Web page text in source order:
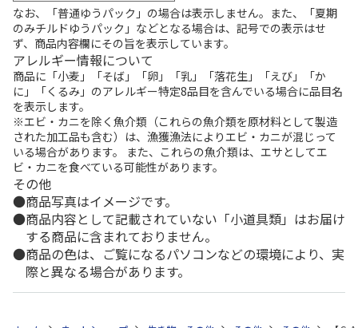
なお、「普通ゆうパック」の場合は表示しません。また、「夏期
のみチルドゆうパック」などとなる場合は、記号での表示はせ
ず、商品内容欄にその旨を表示しています。
アレルギー情報について
商品に「小麦」「そば」「卵」「乳」「落花生」「えび」「か
に」「くるみ」のアレルギー特定8品目を含んでいる場合に品目名
を表示します。
※エビ・カニを除く魚介類（これらの魚介類を原材料として製造
された加工品も含む）は、漁獲漁法によりエビ・カニが混じって
いる場合があります。 また、これらの魚介類は、エサとしてエ
ビ・カニを食べている可能性があります。
その他
商品写真はイメージです。
商品内容として記載されていない「小道具類」はお届け
する商品に含まれておりません。
商品の色は、ご覧になるパソコンなどの環境により、実
際と異なる場合があります。